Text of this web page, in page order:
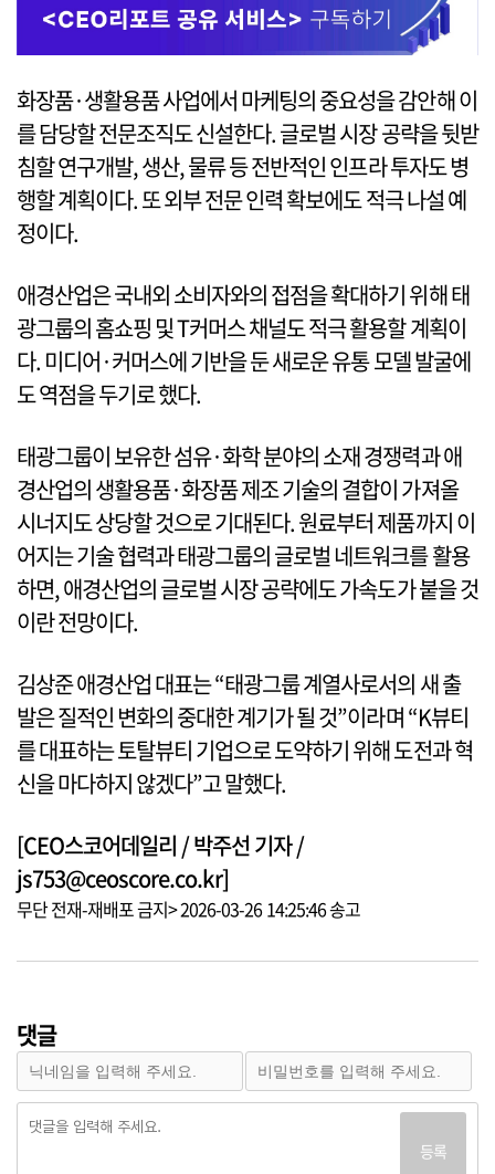
화장품·생활용품 사업에서 마케팅의 중요성을 감안해 이
를 담당할 전문조직도 신설한다. 글로벌 시장 공략을 뒷받
침할 연구개발, 생산, 물류 등 전반적인 인프라 투자도 병
행할 계획이다. 또 외부 전문 인력 확보에도 적극 나설 예
정이다.
애경산업은 국내외 소비자와의 접점을 확대하기 위해 태
광그룹의 홈쇼핑 및 T커머스 채널도 적극 활용할 계획이
다. 미디어·커머스에 기반을 둔 새로운 유통 모델 발굴에
도 역점을 두기로 했다.
태광그룹이 보유한 섬유·화학 분야의 소재 경쟁력과 애
경산업의 생활용품·화장품 제조 기술의 결합이 가져올
시너지도 상당할 것으로 기대된다. 원료부터 제품까지 이
어지는 기술 협력과 태광그룹의 글로벌 네트워크를 활용
하면, 애경산업의 글로벌 시장 공략에도 가속도가 붙을 것
이란 전망이다.
김상준 애경산업 대표는 “태광그룹 계열사로서의 새 출
발은 질적인 변화의 중대한 계기가 될 것”이라며 “K뷰티
를 대표하는 토탈뷰티 기업으로 도약하기 위해 도전과 혁
신을 마다하지 않겠다”고 말했다.
[CEO스코어데일리 / 박주선 기자 /
js753@ceoscore.co.kr]
무단 전재-재배포 금지> 2026-03-26 14:25:46 송고
댓글
등록